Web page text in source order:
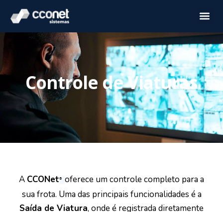
Controle de Viaturas
A CCONet® oferece um controle completo para a
sua frota. Uma das principais funcionalidades é a
Saída de Viatura, onde é registrada diretamente